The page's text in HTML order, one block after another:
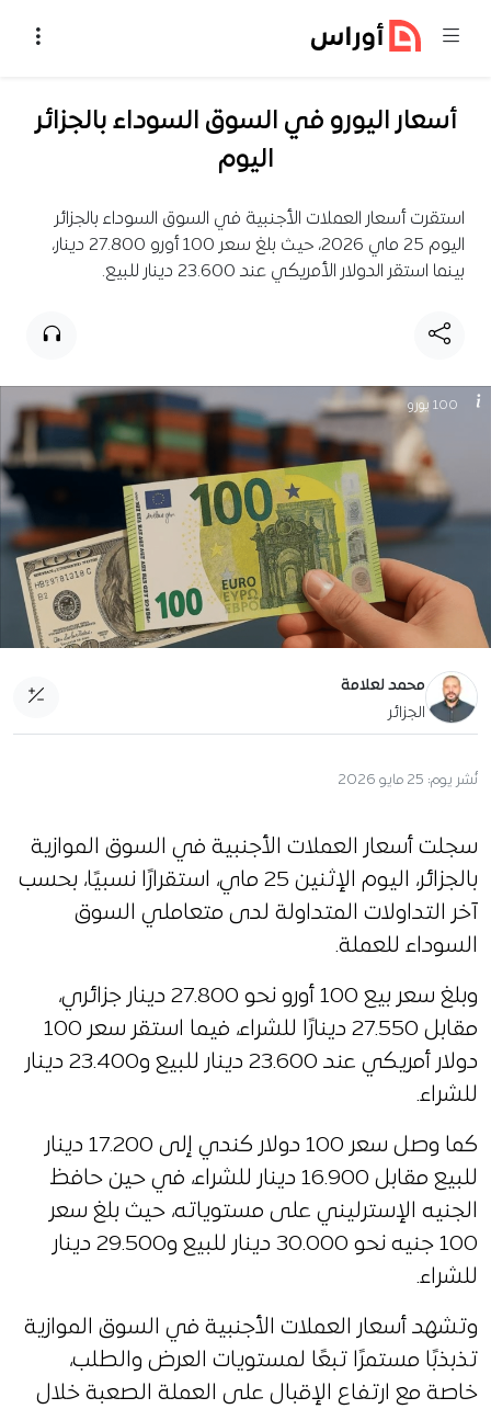
أسعار اليورو في السوق السوداء بالجزائر
اليوم
استقرت أسعار العملات الأجنبية في السوق السوداء بالجزائر
اليوم 25 ماي 2026، حيث بلغ سعر 100 أورو 27.800 دينار،
بينما استقر الدولار الأمريكي عند 23.600 دينار للبيع.
100 يورو
محمد لعلامة
الجزائر
نُشر يوم: 25 مايو 2026
سجلت أسعار العملات الأجنبية في السوق الموازية
بالجزائر، اليوم الإثنين 25 ماي، استقرارًا نسبيًا، بحسب
آخر التداولات المتداولة لدى متعاملي السوق
السوداء للعملة.
وبلغ سعر بيع 100 أورو نحو 27.800 دينار جزائري،
مقابل 27.550 دينارًا للشراء، فيما استقر سعر 100
دولار أمريكي عند 23.600 دينار للبيع و23.400 دينار
للشراء.
كما وصل سعر 100 دولار كندي إلى 17.200 دينار
للبيع مقابل 16.900 دينار للشراء، في حين حافظ
الجنيه الإسترليني على مستوياته، حيث بلغ سعر
100 جنيه نحو 30.000 دينار للبيع و29.500 دينار
للشراء.
وتشهد أسعار العملات الأجنبية في السوق الموازية
تذبذبًا مستمرًا تبعًا لمستويات العرض والطلب،
خاصة مع ارتفاع الإقبال على العملة الصعبة خلال